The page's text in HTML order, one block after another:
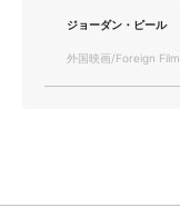
ジョーダン・ピール
外国映画/Foreign Film